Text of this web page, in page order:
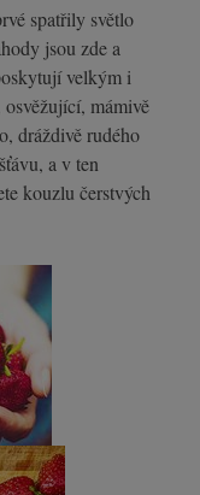
spatřily světlo
jsou zde a
velkým i
mámivě
dráždivě rudého
a v ten
kouzlu čerstvých